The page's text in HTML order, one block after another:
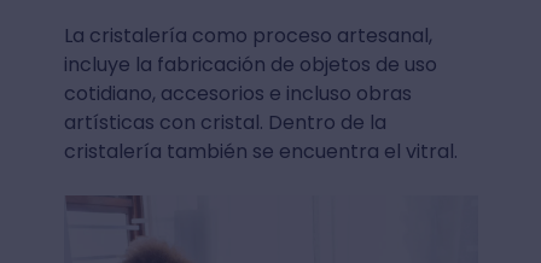
La cristalería como proceso artesanal,
incluye la fabricación de objetos de uso
cotidiano, accesorios e incluso obras
artísticas con cristal. Dentro de la
cristalería también se encuentra el vitral.